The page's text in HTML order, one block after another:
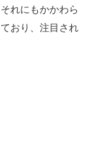
れにもかかわら
おり、注目され